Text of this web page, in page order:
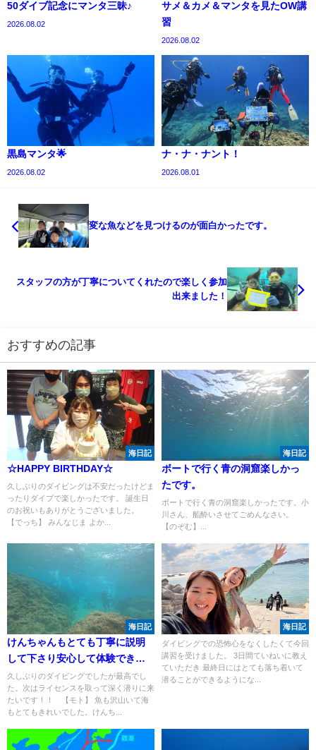
50ダイブ記念にマンタ三昧♪
2026.08.02
サメ＆カメ＆マンタを見たOW講
習
2026.08.02
黒島マンタ🌟
2026.08.02
ナ・ナ・ナント！
2026.08.01
変な魚などを見つけるのが面白かったです。
スタッフの方が丁寧についてくれたので楽しく参加
出来ました！
おすすめの記事
海日記
☆HAPPY BIRTHDAY☆
久しぶりのダイビングは不安だったけどま
ったりダイブで楽しかったです。 誕生日
のお祝いもありがとうございました。
【でっち】 みんなじま よか...
海日記
ボートで行く青の洞窟楽しかっ
たです。
ボートで行く青の洞窟楽しかったです。小
川さん、船酔いさせてごめんなさい。
【のぞむ】...
海日記
けんちゃんもとても丁寧に説明
して下さり安心して体験できま
した。
久しぶりのダイビングでしたが最高でし
た。次はライセンスを取って深く潜りに来
たいです！！ 【モト】 魚も沢山いて海
もとてもきれいでした。けんち...
海日記
ダイビングでの恐怖心をなくしたくて今回
講習を受けました。 3日間ていねいに教え
ていただき 最終日にはとても落ち着いて
潜ることができるようにな...